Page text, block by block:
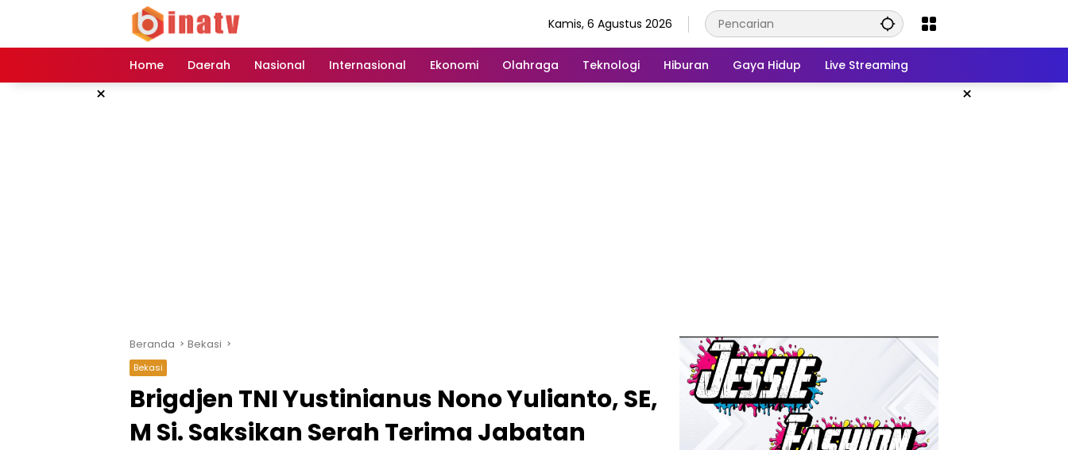
Kamis, 6 Agustus 2026
Home Daerah Nasional Internasional Ekonomi Olahraga Teknologi Hiburan Gaya Hidup Live Streaming
× ×
Beranda Bekasi
Bekasi
Brigdjen TNI Yustinianus Nono Yulianto, SE,
M Si. Saksikan Serah Terima Jabatan